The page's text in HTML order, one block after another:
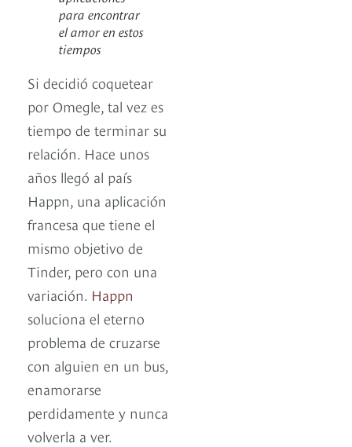
para encontrar
el amor en estos
tiempos
Si decidió coquetear
por Omegle, tal vez es
tiempo de terminar su
relación. Hace unos
años llegó al país
Happn, una aplicación
francesa que tiene el
mismo objetivo de
Tinder, pero con una
variación. Happn
soluciona el eterno
problema de cruzarse
con alguien en un bus,
enamorarse
perdidamente y nunca
volverla a ver.